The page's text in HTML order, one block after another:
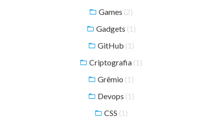
Games (2)
Gadgets (1)
GitHub (1)
Criptografia (1)
Grêmio (1)
Devops (1)
CSS (1)